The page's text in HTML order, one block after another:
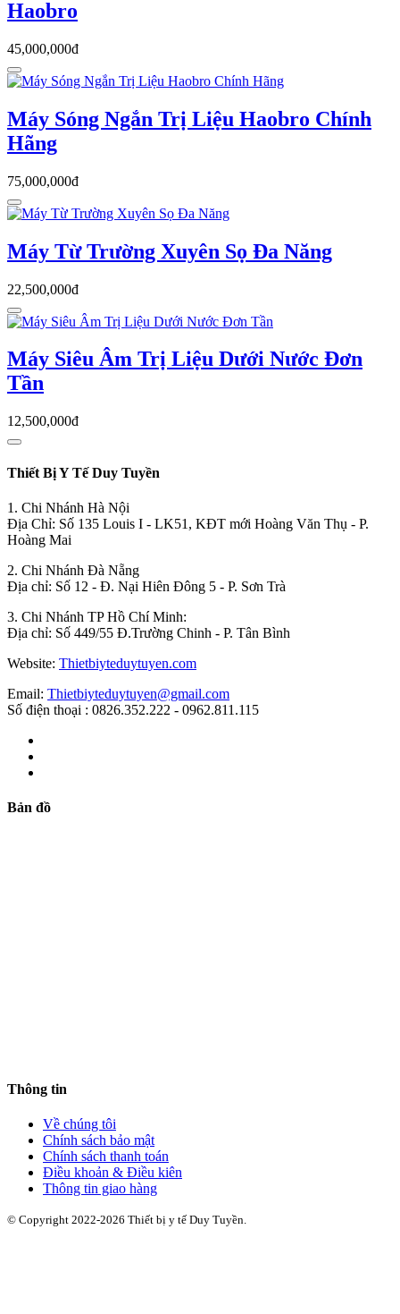
Haobro
45,000,000đ
Máy Sóng Ngắn Trị Liệu Haobro Chính
Hãng
75,000,000đ
Máy Từ Trường Xuyên Sọ Đa Năng
22,500,000đ
Máy Siêu Âm Trị Liệu Dưới Nước Đơn
Tần
12,500,000đ
Thiết Bị Y Tế Duy Tuyền
1. Chi Nhánh Hà Nội
Địa Chỉ: Số 135 Louis I - LK51, KĐT mới Hoàng Văn Thụ - P.
Hoàng Mai
2. Chi Nhánh Đà Nẵng
Địa chỉ: Số 12 - Đ. Nại Hiên Đông 5 - P. Sơn Trà
3. Chi Nhánh TP Hồ Chí Minh:
Địa chỉ: Số 449/55 Đ.Trường Chinh - P. Tân Bình
Website: Thietbiyteduytuyen.com
Email: Thietbiyteduytuyen@gmail.com
Số điện thoại : 0826.352.222 - 0962.811.115
Bản đồ
Thông tin
Về chúng tôi
Chính sách bảo mật
Chính sách thanh toán
Điều khoản & Điều kiên
Thông tin giao hàng
© Copyright 2022-2026 Thiết bị y tế Duy Tuyền.